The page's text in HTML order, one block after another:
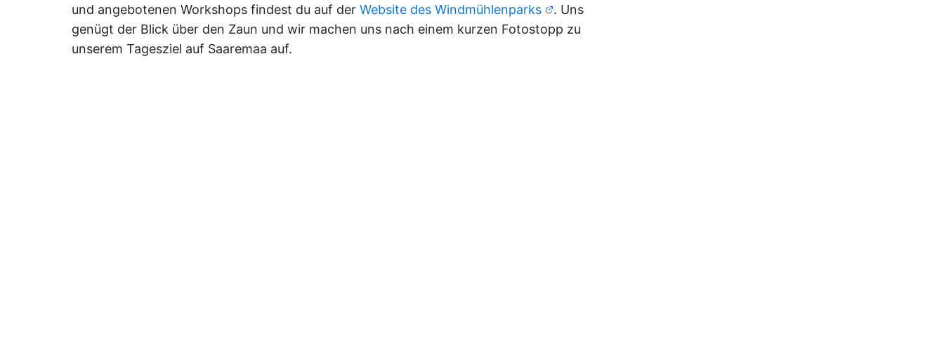
und angebotenen Workshops findest du auf der Website des Windmühlenparks
. Uns
genügt der Blick über den Zaun und wir machen uns nach einem kurzen Fotostopp zu
unserem Tagesziel auf Saaremaa auf.